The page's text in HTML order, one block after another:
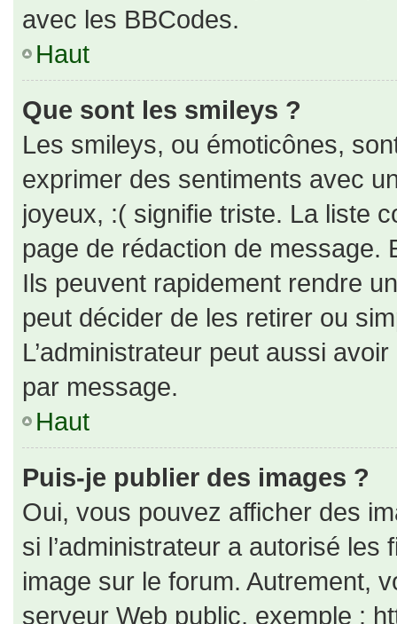
avec les BBCodes.
Haut
Que sont les smileys ?
Les smileys, ou émoticônes,
exprimer des sentiments avec
joyeux, :( signifie triste. La liste
page de rédaction de message.
Ils peuvent rapidement rendre
peut décider de les retirer ou
L’administrateur peut aussi
par message.
Haut
Puis-je publier des images ?
Oui, vous pouvez afficher des
si l’administrateur a autorisé
image sur le forum. Autrement,
serveur Web public, exemple :